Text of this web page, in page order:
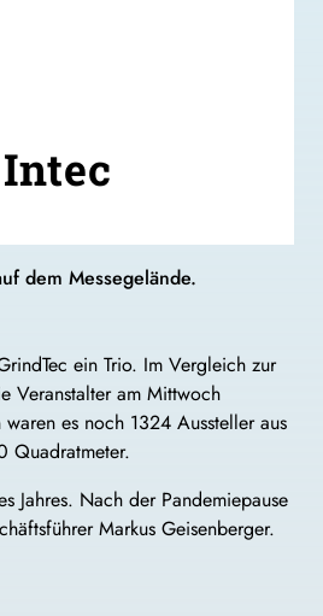
dem Messegelände.
ein Trio. Im Vergleich zur
Veranstalter am Mittwoch
es noch 1324 Aussteller aus
Quadratmeter.
Jahres. Nach der Pandemiepause
Markus Geisenberger.